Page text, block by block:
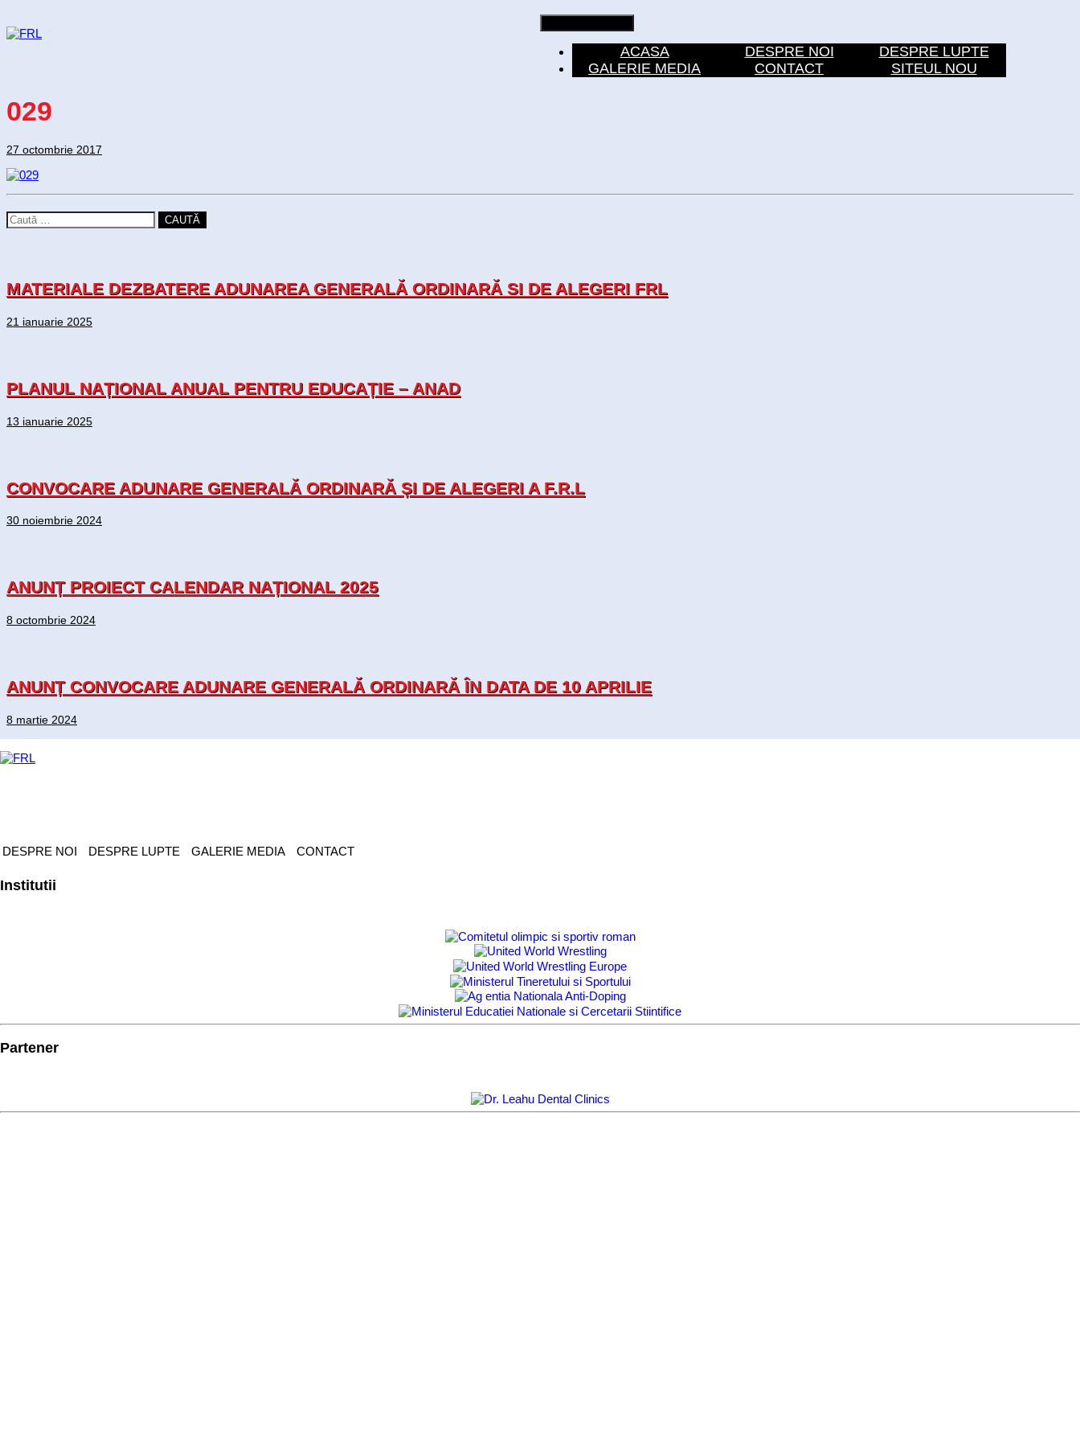
ACASA DESPRE NOI
DESPRE LUPTE
GALERIE MEDIA
CONTACT SITEUL NOU
029
27 octombrie 2017
CAUTĂ
MATERIALE DEZBATERE ADUNAREA GENERALĂ ORDINARĂ SI DE ALEGERI FRL
21 ianuarie 2025
PLANUL NAȚIONAL ANUAL PENTRU EDUCAȚIE – ANAD
13 ianuarie 2025
CONVOCARE ADUNARE GENERALĂ ORDINARĂ ȘI DE ALEGERI A F.R.L
30 noiembrie 2024
ANUNȚ PROIECT CALENDAR NAȚIONAL 2025
8 octombrie 2024
ANUNȚ CONVOCARE ADUNARE GENERALĂ ORDINARĂ ÎN DATA DE 10 APRILIE
8 martie 2024
DESPRE NOI DESPRE LUPTE GALERIE MEDIA CONTACT
Institutii
Partener